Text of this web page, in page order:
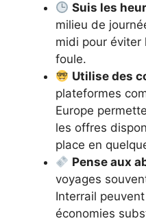
Suis les
milieu de
midi pour éviter
foule.
Utilise des
plateformes
Europe
les offres
place en
Pense aux
voyages
Interrail
économies